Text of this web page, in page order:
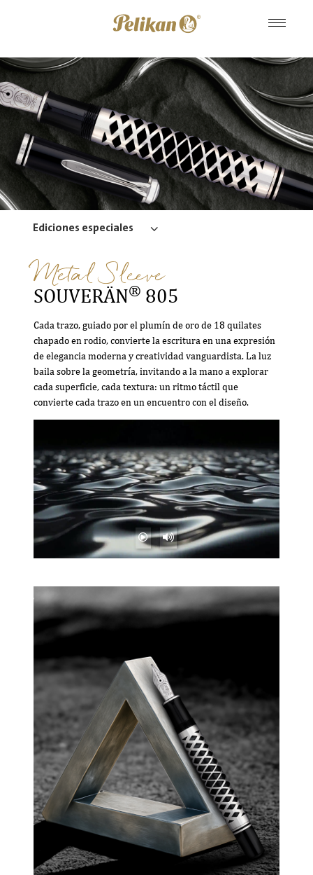
Metal Sleeve
SOUVERÄN® 805
Cada trazo, guiado por el plumín de oro de 18 quilates
chapado en rodio, convierte la escritura en una expresión
de elegancia moderna y creatividad vanguardista. La luz
baila sobre la geometría, invitando a la mano a explorar
cada superficie, cada textura: un ritmo táctil que
convierte cada trazo en un encuentro con el diseño.
Ediciones especiales